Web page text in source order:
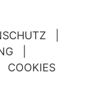
COOKIES